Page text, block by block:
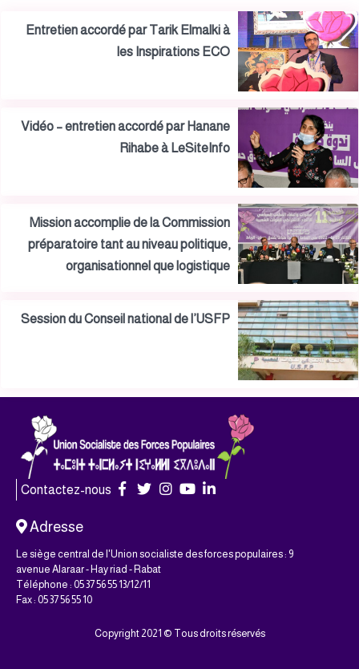
Entretien accordé par Tarik Elmalki à
les Inspirations ECO
Vidéo – entretien accordé par Hanane
Rihabe à LeSiteInfo
Mission accomplie de la Commission
préparatoire tant au niveau politique,
organisationnel que logistique
Session du Conseil national de l’USFP
Contactez-nous
Adresse
Le siège central de l'Union socialiste des forces populaires : 9
avenue Alaraar - Hay riad - Rabat
Téléphone : 05 37 56 55 13/12/11
Fax : 05 37 56 55 10
Copyright 2021 © Tous droits réservés